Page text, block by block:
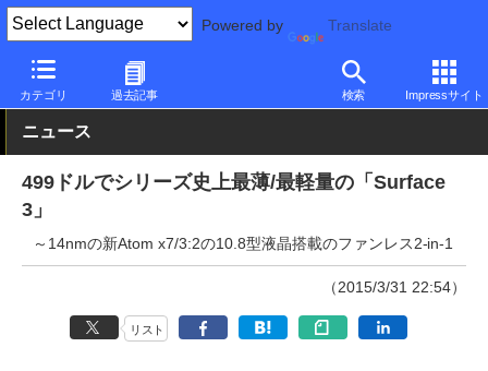
Powered by Translate
カテゴリ 過去記事 検索 Impressサイト
PC Watch パソコン/タブレット/スマートフォン Surface
ニュース
499ドルでシリーズ史上最薄/最軽量の「Surface
3」
～14nmの新Atom x7/3:2の10.8型液晶搭載のファンレス2-in-1
（2015/3/31 22:54）
リスト